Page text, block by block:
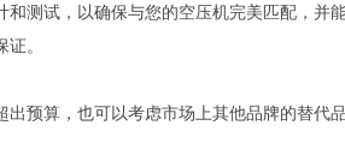
和测试，以确保与您的空压机完美匹配，
。
出预算，也可以考虑市场上其他品牌的替代